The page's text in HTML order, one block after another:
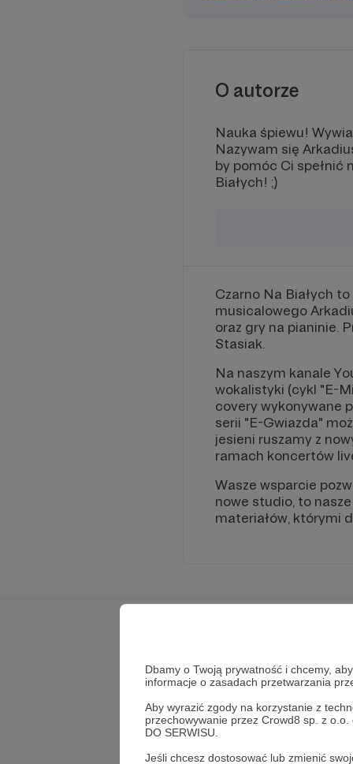
Dbamy o Twoją prywatność i chcemy,
informacje o zasadach przetwarzania
Aby wyrazić zgody na korzystanie z
przechowywanie przez Crowd8 sp. z
DO SERWISU.
Jeśli chcesz dostosować lub zmienić
O autorze
Nauka śpiewu!
Nazywam się
by pomóc Ci spełnić
Białych! ;)
Czarno Na Białych
musicalowego
oraz gry na pianinie.
Stasiak.
Na naszym kanale
wokalistyki (cykl "E-
covery wykonywane
serii "E-Gwiazda"
jesieni ruszamy z
ramach koncertów
Wasze wsparcie
nowe studio, to
materiałów, którymi
spektakl teatralny
"APOCALYPSING"